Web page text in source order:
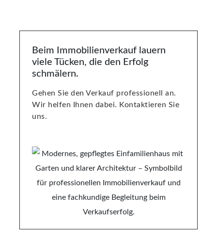
Beim Immobilienverkauf lauern
viele Tücken, die den Erfolg
schmälern.
Gehen Sie den Verkauf professionell an.
Wir helfen Ihnen dabei. Kontaktieren Sie
uns.